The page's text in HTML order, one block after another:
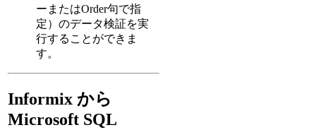
ーまたはOrder句で指
定）のデータ検証を実
行することができま
す。
Informix から
Microsoft SQL